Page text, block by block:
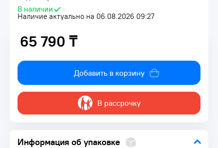
В наличии
•
Наличие актуально на 06.08.2026 09:27
65 790 ₸
65 790 ₸
Добавить в корзину
В рассрочку
Информация об упаковке